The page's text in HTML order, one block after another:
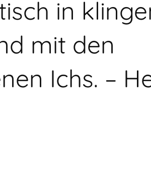
in
mit den
Ichs. –